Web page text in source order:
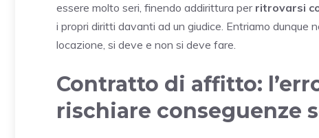
essere molto seri, finendo addirittura per ritrovarsi
i propri diritti davanti ad un giudice. Entriamo dunque
locazione, si deve e non si deve fare.
Contratto di affitto:
rischiare conseguenze